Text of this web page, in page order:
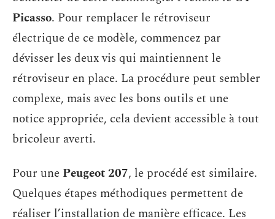
Picasso. Pour remplacer le rétroviseur
électrique de ce modèle, commencez par
dévisser les deux vis qui maintiennent le
rétroviseur en place. La procédure peut sembler
complexe, mais avec les bons outils et une
notice appropriée, cela devient accessible à tout
bricoleur averti.
Pour une Peugeot 207, le procédé est similaire.
Quelques étapes méthodiques permettent de
réaliser l’installation de manière efficace. Les